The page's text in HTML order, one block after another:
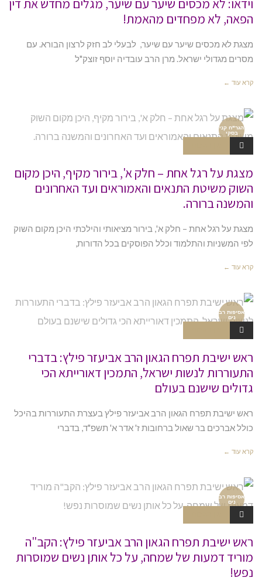
וידאו: לא מכסים שיער עם שיער, מגלים מחדש את דין
הפאה, לא מפחדים מהאמת!
מצגת לא מכסים שיער עם שיער, לבעלי לב חזק לרצון הבורא. עם
מסרים מגדולי ישראל. מרן הרב עובדיה יוסף זוצק"ל
קרא עוד ←
הגר"ח קני
בסקי
מצגת על רגל אחת – חלק א', בירור מקיף, היכן מקום
השוק משיטת התנאים והאמוראים ועד האחרונים
והמשנה ברורה.
מצגת על רגל אחת – חלק א', בירור מציאותי והילכתי היכן מקום השוק
לפי המשניות והתלמוד וכלל הפוסקים בכל הדורות,
קרא עוד ←
אסיפות רב
נים
ראש ישיבת תפרח הגאון הרב אביעזר פילץ: בדברי
התעוררות לנשות ישראל, התמכין דאורייתא הכי
גדולים שישנם בעולם
ראש ישיבת תפרח הגאון הרב אביעזר פילץ בעצרת התעוררות בהיכל
כולל אברכים בר שאול ברחובות ז' אדר א' תשפ"ד, בדברי
קרא עוד ←
אסיפות רב
נים
ראש ישיבת תפרח הגאון הרב אביעזר פילץ: הקב"ה
מוריד דמעות של שמחה, על כל אותן נשים שמוסרות
נפש!